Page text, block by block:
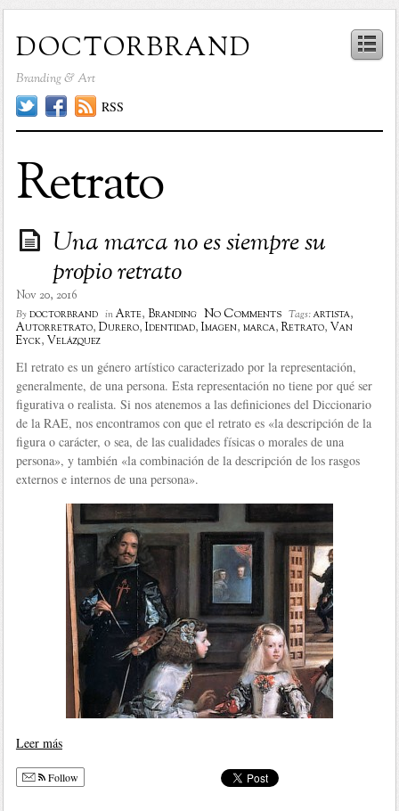
doctorbrand
Branding & Art
RSS
Retrato
Una marca no es siempre su
propio retrato
Nov 20, 2016
Bydoctorbrand inArte, Branding No Comments Tags:artista,
Autorretrato, Durero, Identidad, Imagen, marca, Retrato, Van
Eyck, Velázquez
El retrato es un género artístico caracterizado por la representación,
generalmente, de una persona. Esta representación no tiene por qué ser
figurativa o realista. Si nos atenemos a las definiciones del Diccionario
de la RAE, nos encontramos con que el retrato es «la descripción de la
figura o carácter, o sea, de las cualidades físicas o morales de una
persona», y también «la combinación de la descripción de los rasgos
externos e internos de una persona».
Leer más
Follow